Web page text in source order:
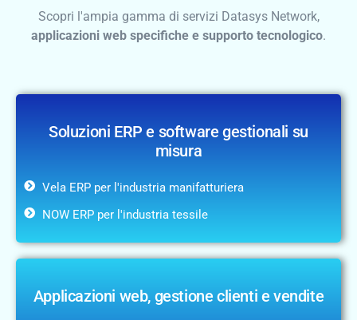
Scopri l'ampia gamma di servizi Datasys Network,
applicazioni web specifiche e supporto tecnologico.
Soluzioni ERP e software gestionali su
misura
Vela ERP per l'industria manifatturiera
NOW ERP per l'industria tessile
Applicazioni web, gestione clienti e vendite